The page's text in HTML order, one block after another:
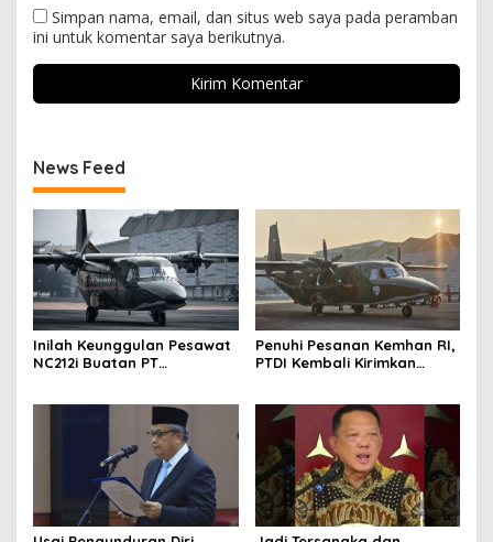
Simpan nama, email, dan situs web saya pada peramban
ini untuk komentar saya berikutnya.
News Feed
Inilah Keunggulan Pesawat
NC212i Buatan PT
Penuhi Pesanan Kemhan RI,
PTDI Kembali Kirimkan